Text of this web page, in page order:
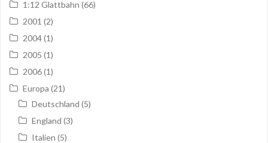
1:12 Glattbahn (66)
2001 (2)
2004(1)
2005 (1)
2006(1)
Europa (21)
Deutschland (5)
England (3)
Italien (5)